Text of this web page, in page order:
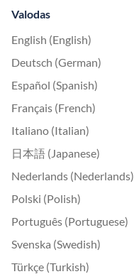
Valodas
English (English)
Deutsch (German)
Español (Spanish)
Français (French)
Italiano (Italian)
日本語 (Japanese)
Nederlands (Nederlands)
Polski (Polish)
Português (Portuguese)
Svenska (Swedish)
Türkçe (Turkish)